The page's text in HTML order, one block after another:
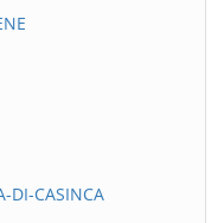
DI-CASINCA